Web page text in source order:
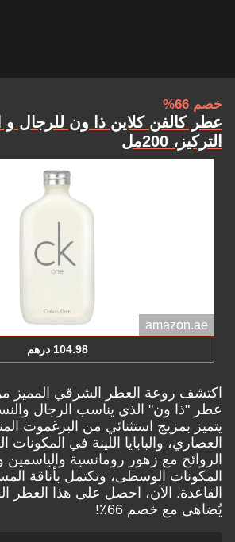
خصم 66%
عطر كالفن كلاين ذا ون للرجال و
التركيز، 200مل
amazon.ae
104.98 درهم
اكتشف روعة العطر الشرقي المميز
عطر "ذا ون" الذي يناسب الرجال
يتميز بمزيج استثنائي من البرغموت
العصاري، والبابايا اللينة في المكونات
الروائح مع زهور رومانسية
المكونات الوسطى، وتكتمل بأناقة
القاعدة. الآن، احصل على هذا العطر
يُضاهى مع خصم 66٪!